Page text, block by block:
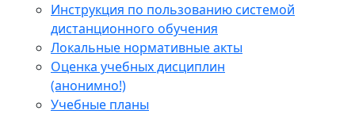
Инструкция по пользованию системой
дистанционного обучения
Локальные нормативные акты
Оценка учебных дисциплин
(анонимно!)
Учебные планы